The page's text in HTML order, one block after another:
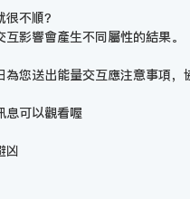
不順？
影響會產生不同屬性的結果。
您送出能量交互應注意事項，
息可以觀看喔
凶